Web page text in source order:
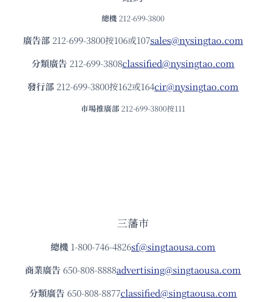
總機 212-699-3800
廣告部212-699-3800按106或107sales@nysingtao.com
分類廣告 212-699-3808classified@nysingtao.com
發⾏部 212-699-3800按162或164cir@nysingtao.com
市場推廣部 212-699-3800按111
三藩市
總機 1-800-746-4826sf@singtaousa.com
商業廣告 650-808-8888advertising@singtaousa.com
分類廣告 650-808-8877classified@singtaousa.com